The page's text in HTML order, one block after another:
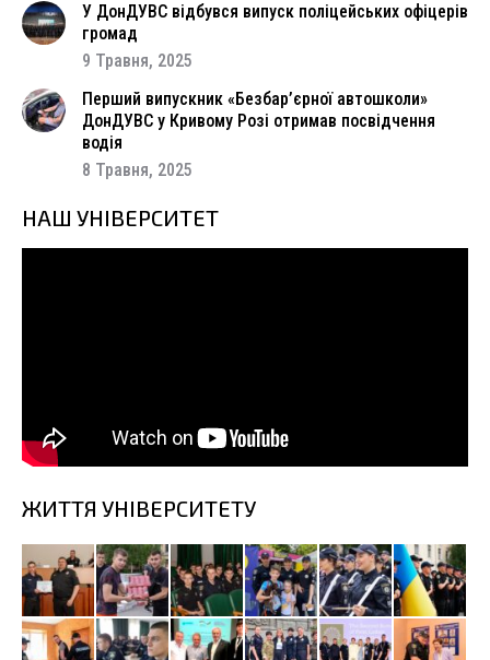
У ДонДУВС відбувся випуск поліцейських офіцерів
громад
9 Травня, 2025
Перший випускник «Безбар’єрної автошколи»
ДонДУВС у Кривому Розі отримав посвідчення
водія
8 Травня, 2025
НАШ УНІВЕРСИТЕТ
ЖИТТЯ УНІВЕРСИТЕТУ